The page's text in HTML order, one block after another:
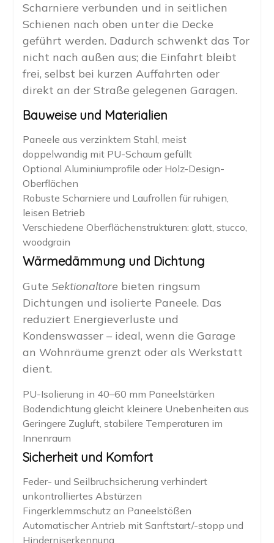
Scharniere verbunden und in seitlichen
Schienen nach oben unter die Decke
geführt werden. Dadurch schwenkt das Tor
nicht nach außen aus; die Einfahrt bleibt
frei, selbst bei kurzen Auffahrten oder
direkt an der Straße gelegenen Garagen.
Bauweise und Materialien
Paneele aus verzinktem Stahl, meist
doppelwandig mit PU-Schaum gefüllt
Optional Aluminiumprofile oder Holz-Design-
Oberflächen
Robuste Scharniere und Laufrollen für ruhigen,
leisen Betrieb
Verschiedene Oberflächenstrukturen: glatt, stucco,
woodgrain
Wärmedämmung und Dichtung
Gute Sektionaltore bieten ringsum
Dichtungen und isolierte Paneele. Das
reduziert Energieverluste und
Kondenswasser – ideal, wenn die Garage
an Wohnräume grenzt oder als Werkstatt
dient.
PU-Isolierung in 40–60 mm Paneelstärken
Bodendichtung gleicht kleinere Unebenheiten aus
Geringere Zugluft, stabilere Temperaturen im
Innenraum
Sicherheit und Komfort
Feder- und Seilbruchsicherung verhindert
unkontrolliertes Abstürzen
Fingerklemmschutz an Paneelstößen
Automatischer Antrieb mit Sanftstart/-stopp und
Hinderniserkennung